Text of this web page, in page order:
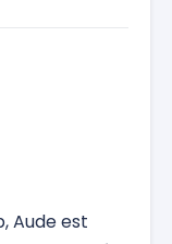
Aude est